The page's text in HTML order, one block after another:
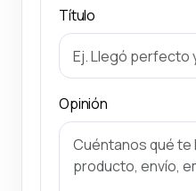
Título
Opinión